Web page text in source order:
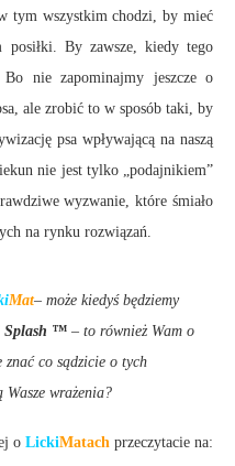
tym wszystkim chodzi, by mieć
posiłki. By zawsze, kiedy tego
Bo nie zapominajmy jeszcze o
ale zrobić to w sposób taki, by
psa wpływającą na naszą
nie jest tylko „podajnikiem”
wyzwanie, które śmiało
na rynku rozwiązań.
Mat– może kiedyś będziemy
Splash ™ – to również Wam o
co sądzicie o tych
wrażenia?
o LickiMatach przeczytacie na: